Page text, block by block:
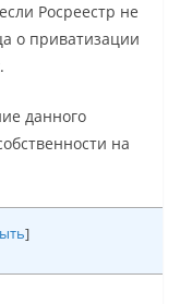
Росреестр не
о приватизации
данного
на
]